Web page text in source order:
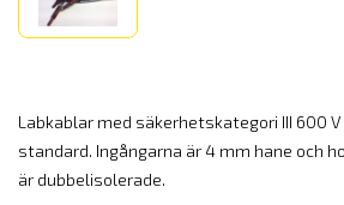
Labkablar med säkerhetskategori III 600 V
standard. Ingångarna är 4 mm hane och
är dubbelisolerade.